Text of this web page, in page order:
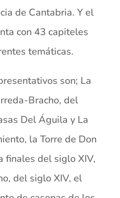
de Cantabria. Y el
con 43 capiteles
temáticas.
son; La
Bracho, del
Del Águila y La
la Torre de Don
finales del siglo XIV,
del siglo XIV, el